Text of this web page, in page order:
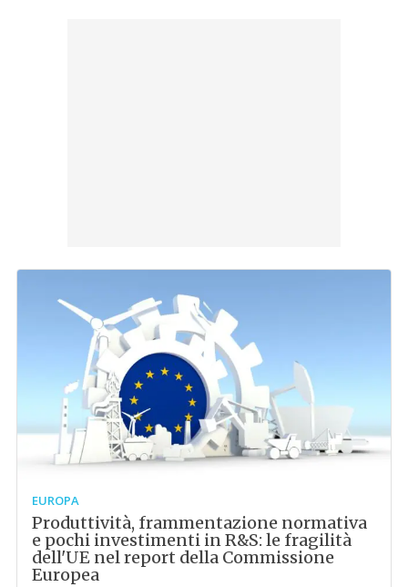
EUROPA
Produttività, frammentazione normativa
e pochi investimenti in R&S: le fragilità
dell'UE nel report della Commissione
Europea